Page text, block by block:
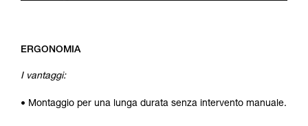
ERGONOMIA
I vantaggi:
• Montaggio per una lunga durata senza intervento manuale.